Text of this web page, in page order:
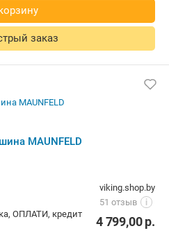
заказ
MAUNFELD
viking.shop.by
51 отзыв
i
ОПЛАТИ, кредит
4 799,00р.